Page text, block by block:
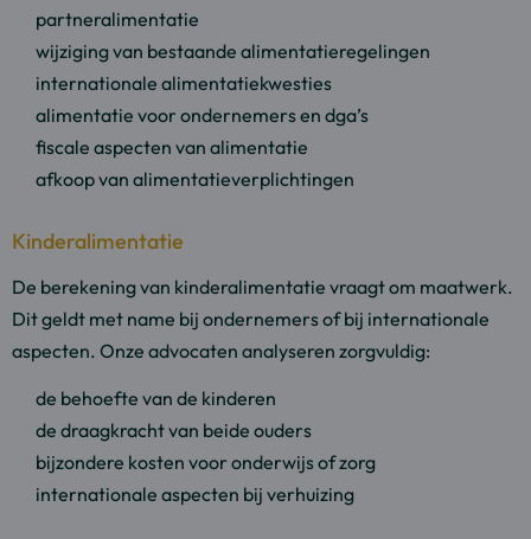
partneralimentatie
wijziging van bestaande alimentatieregelingen
internationale alimentatiekwesties
alimentatie voor ondernemers en dga’s
fiscale aspecten van alimentatie
afkoop van alimentatieverplichtingen
Kinderalimentatie
De berekening van kinderalimentatie vraagt om maatwerk.
Dit geldt met name bij ondernemers of bij internationale
aspecten. Onze advocaten analyseren zorgvuldig:
de behoefte van de kinderen
de draagkracht van beide ouders
bijzondere kosten voor onderwijs of zorg
internationale aspecten bij verhuizing